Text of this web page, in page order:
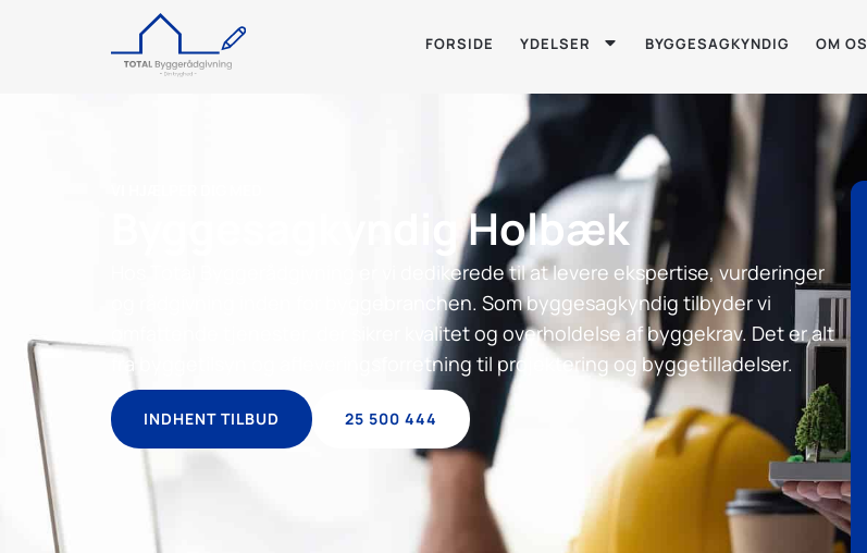
FORSIDE YDELSER BYGGESAGKYNDIG OM OS
Byggesagkyndig Holbæk
Hos Total Byggerådgivning er vi dedikerede til at levere ekspertise, vurderinger
og rådgivning inden for byggebranchen. Som byggesagkyndig tilbyder vi
omfattende tjenester, der sikrer kvalitet og overholdelse af byggekrav. Det er alt
fra byggetilsyn og afleveringsforretning til projektering og byggetilladelser.
INDHENT TILBUD 25 500 444